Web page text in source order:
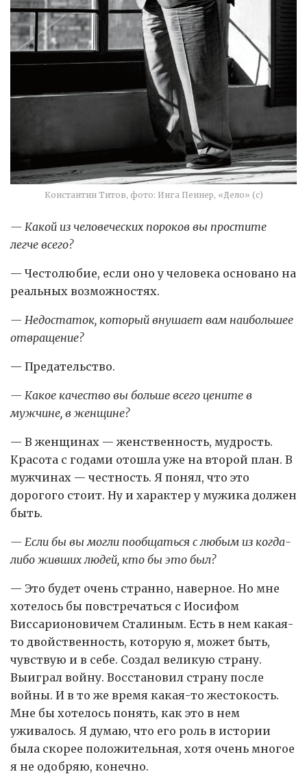
Константин Титов, фото: Инга Пеннер, «Дело» (с)
— Какой из человеческих пороков вы простите
легче всего?
— Честолюбие, если оно у человека основано на
реальных возможностях.
— Недостаток, который внушает вам наибольшее
отвращение?
— Предательство.
— Какое качество вы больше всего цените в
мужчине, в женщине?
— В женщинах — женственность, мудрость.
Красота с годами отошла уже на второй план. В
мужчинах — честность. Я понял, что это
дорогого стоит. Ну и характер у мужика должен
быть.
— Если бы вы могли пообщаться с любым из когда-
либо живших людей, кто бы это был?
— Это будет очень странно, наверное. Но мне
хотелось бы повстречаться с Иосифом
Виссарионовичем Сталиным. Есть в нем какая-
то двойственность, которую я, может быть,
чувствую и в себе. Создал великую страну.
Выиграл войну. Восстановил страну после
войны. И в то же время какая-то жестокость.
Мне бы хотелось понять, как это в нем
уживалось. Я думаю, что его роль в истории
была скорее положительная, хотя очень многое
я не одобряю, конечно.